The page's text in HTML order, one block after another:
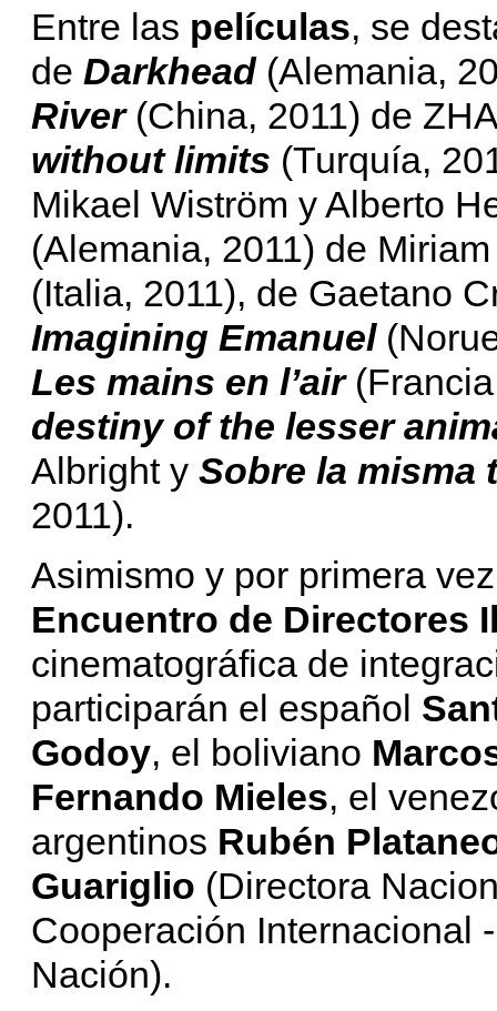
Entre las películas, se
de Darkhead (Alemania,
River (China, 2011) de
without limits (Turquía,
Mikael Wiström y Alberto
(Alemania, 2011) de
(Italia, 2011), de Gaetano
Imagining Emanuel
Les mains en l’air
destiny of the lesser
Albright y Sobre la misma
2011).
Asimismo y por primera
Encuentro de Directores
cinematográfica de
participarán el español
Godoy, el boliviano
Fernando Mieles, el
argentinos Rubén
Guariglio (Directora
Cooperación Internacional
Nación).